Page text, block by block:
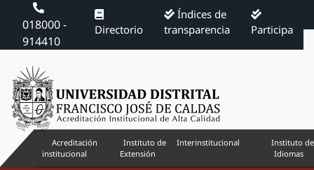
018000 -
914410
Directorio
Índices de
transparencia
Participa
Acreditación
institucional
Instituto de
Extensión
Interinstitucional
Instituto de
Idiomas